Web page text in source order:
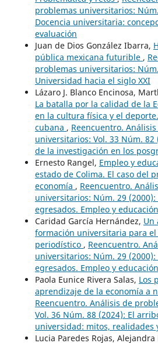
problemas universitarios:
Docencia universitaria:
evaluación
Juan de Dios González Ibarra,
pública mexicana futurible ,
problemas universitarios:
Universidad hacia el siglo XXI
Lázaro J. Blanco Encinosa,
La batalla por la calidad de la
en la cultura física y el
cubana , Reencuentro.
universitarios: Vol. 33 Núm. 82
de la investigación en los
Ernesto Rangel, Empleo y
estado de Colima. El caso del
economía , Reencuentro.
universitarios: Núm. 29
egresados. Empleo y
Caridad García Hernández, Un
formación universitaria para
periodístico , Reencuentro.
universitarios: Núm. 29
egresados. Empleo y
Paola Eunice Rivera Salas, Los
aprendizaje de la economía a
Reencuentro. Análisis de
Vol. 36 Núm. 88 (2024): El
universidad: mitos, realidades
Lucia Paredes Rojas,